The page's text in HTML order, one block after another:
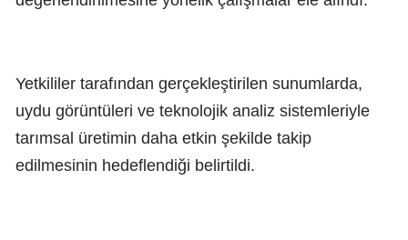
Yetkililer tarafından gerçekleştirilen sunumlarda,
uydu görüntüleri ve teknolojik analiz sistemleriyle
tarımsal üretimin daha etkin şekilde takip
edilmesinin hedeflendiği belirtildi.